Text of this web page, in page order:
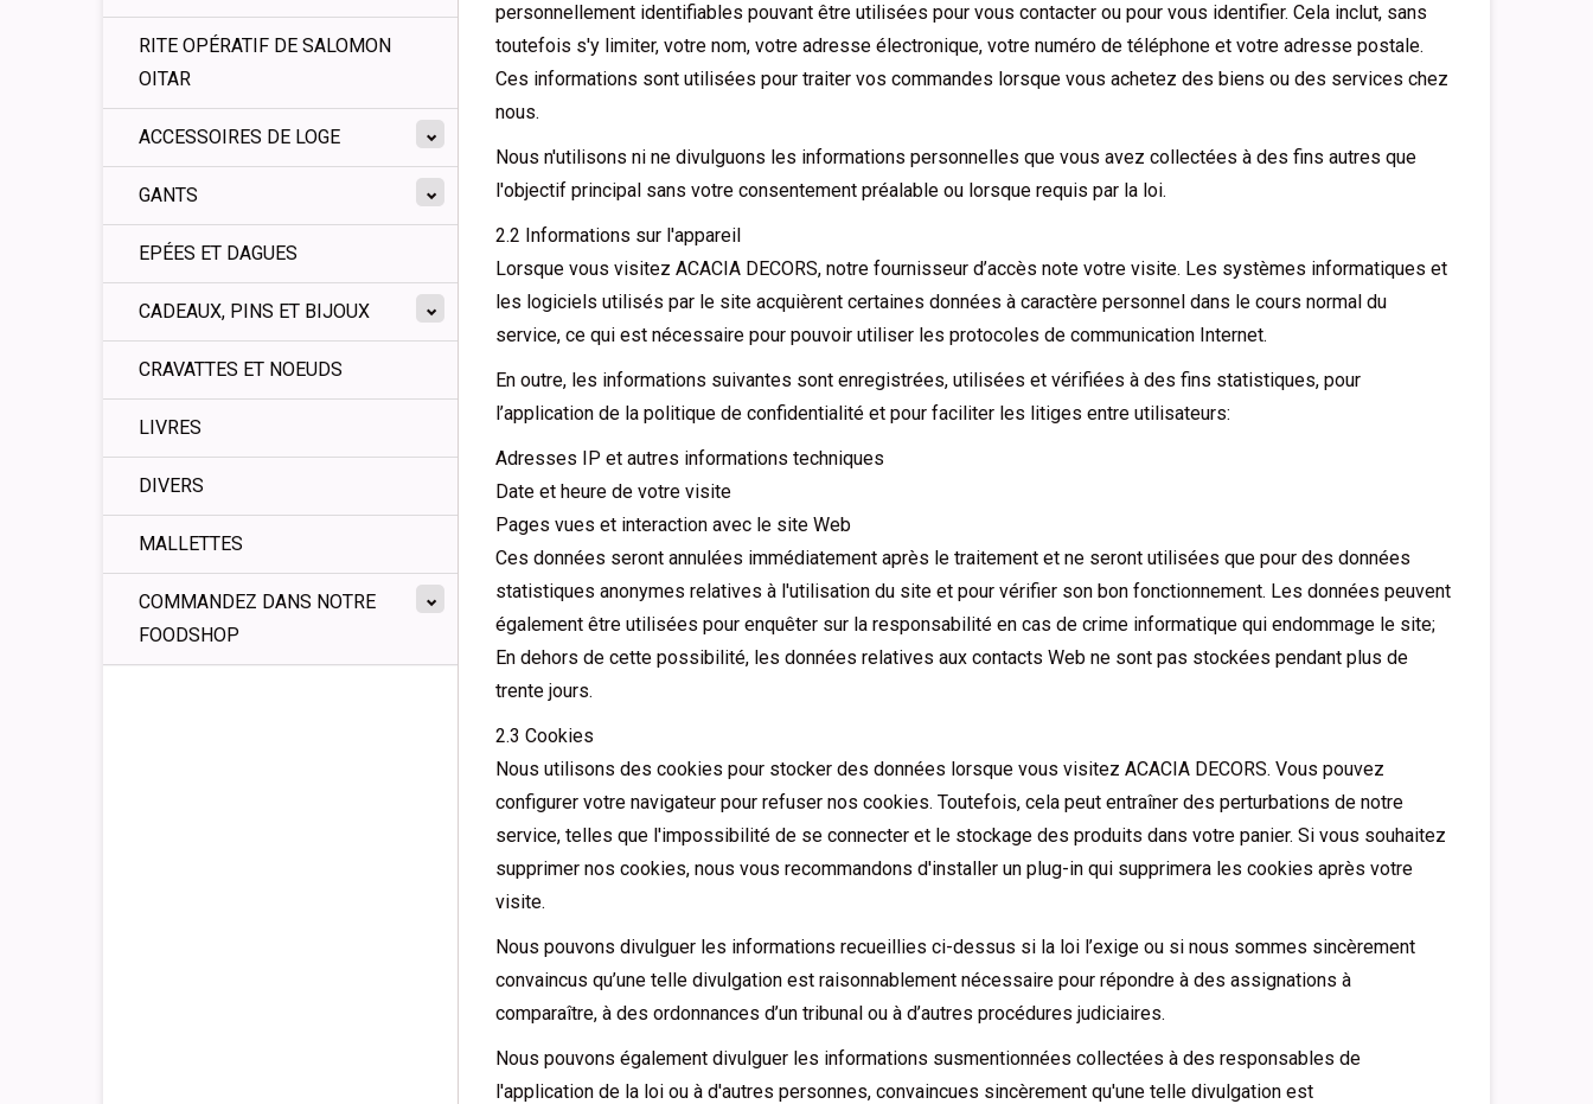
RITE OPÉRATIF DE SALOMON
OITAR
ACCESSOIRES DE LOGE
GANTS
EPÉES ET DAGUES
CADEAUX, PINS ET BIJOUX
CRAVATTES ET NOEUDS
LIVRES
DIVERS
MALLETTES
COMMANDEZ DANS NOTRE
FOODSHOP
personnellement identifiables pouvant être utilisées pour vous contacter ou pour vous identifier. Cela inclut, sans
toutefois s'y limiter, votre nom, votre adresse électronique, votre numéro de téléphone et votre adresse postale.
Ces informations sont utilisées pour traiter vos commandes lorsque vous achetez des biens ou des services chez
nous.
Nous n'utilisons ni ne divulguons les informations personnelles que vous avez collectées à des fins autres que
l'objectif principal sans votre consentement préalable ou lorsque requis par la loi.
2.2 Informations sur l'appareil
Lorsque vous visitez ACACIA DECORS, notre fournisseur d’accès note votre visite. Les systèmes informatiques et
les logiciels utilisés par le site acquièrent certaines données à caractère personnel dans le cours normal du
service, ce qui est nécessaire pour pouvoir utiliser les protocoles de communication Internet.
En outre, les informations suivantes sont enregistrées, utilisées et vérifiées à des fins statistiques, pour
l’application de la politique de confidentialité et pour faciliter les litiges entre utilisateurs:
Adresses IP et autres informations techniques
Date et heure de votre visite
Pages vues et interaction avec le site Web
Ces données seront annulées immédiatement après le traitement et ne seront utilisées que pour des données
statistiques anonymes relatives à l'utilisation du site et pour vérifier son bon fonctionnement. Les données peuvent
également être utilisées pour enquêter sur la responsabilité en cas de crime informatique qui endommage le site;
En dehors de cette possibilité, les données relatives aux contacts Web ne sont pas stockées pendant plus de
trente jours.
2.3 Cookies
Nous utilisons des cookies pour stocker des données lorsque vous visitez ACACIA DECORS. Vous pouvez
configurer votre navigateur pour refuser nos cookies. Toutefois, cela peut entraîner des perturbations de notre
service, telles que l'impossibilité de se connecter et le stockage des produits dans votre panier. Si vous souhaitez
supprimer nos cookies, nous vous recommandons d'installer un plug-in qui supprimera les cookies après votre
visite.
Nous pouvons divulguer les informations recueillies ci-dessus si la loi l’exige ou si nous sommes sincèrement
convaincus qu’une telle divulgation est raisonnablement nécessaire pour répondre à des assignations à
comparaître, à des ordonnances d’un tribunal ou à d’autres procédures judiciaires.
Nous pouvons également divulguer les informations susmentionnées collectées à des responsables de
l'application de la loi ou à d'autres personnes, convaincues sincèrement qu'une telle divulgation est